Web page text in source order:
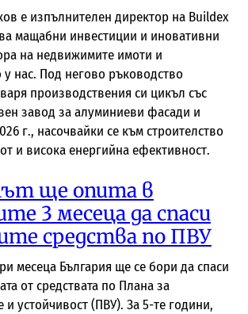
е изпълнителен директор на Buildex
мащабни инвестиции и иновативни
на недвижимите имоти и
у нас. Под негово ръководство
производствения си цикъл със
завод за алуминиеви фасади и
г., насочвайки се към строителство
и висока енергийна ефективност.
ще опита в
3 месеца да спаси
средства по ПВУ
месеца България ще се бори да спаси
от средствата по Плана за
и устойчивост (ПВУ). За 5-те години,